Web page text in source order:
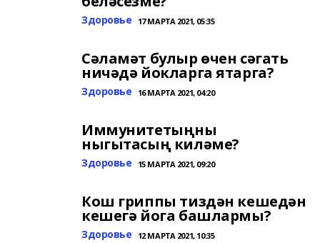
Здоровье 17 МАРТА 2021, 05:35
Сәламәт булыр өчен сәгать
ничәдә йокларга ятарга?
Здоровье 16 МАРТА 2021, 04:20
Иммунитетыңны
ныгытасың киләме?
Здоровье 15 МАРТА 2021, 09:20
Кош гриппы тиздән кешедән
кешегә йога башлармы?
Здоровье 12 МАРТА 2021, 10:35